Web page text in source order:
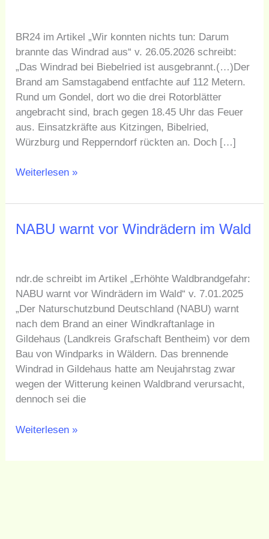
BR24 im Artikel „Wir konnten nichts tun: Darum
brannte das Windrad aus“ v. 26.05.2026 schreibt:
„Das Windrad bei Biebelried ist ausgebrannt.(…)Der
Brand am Samstagabend entfachte auf 112 Metern.
Rund um Gondel, dort wo die drei Rotorblätter
angebracht sind, brach gegen 18.45 Uhr das Feuer
aus. Einsatzkräfte aus Kitzingen, Bibelried,
Würzburg und Repperndorf rückten an. Doch […]
Weiterlesen »
NABU warnt vor Windrädern im Wald
ndr.de schreibt im Artikel „Erhöhte Waldbrandgefahr:
NABU warnt vor Windrädern im Wald“ v. 7.01.2025
„Der Naturschutzbund Deutschland (NABU) warnt
nach dem Brand an einer Windkraftanlage in
Gildehaus (Landkreis Grafschaft Bentheim) vor dem
Bau von Windparks in Wäldern. Das brennende
Windrad in Gildehaus hatte am Neujahrstag zwar
wegen der Witterung keinen Waldbrand verursacht,
dennoch sei die
NABU
Weiterlesen »